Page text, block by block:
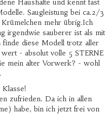
Haushalte und kennt fast
Saugleistung bei ca.2/3
mehr übrig.Ich
irgendwie sauberer ist als mit
diese Modell trotz aller
- absolut volle 5 STERNE
mein alter Vorwerk? - wohl
Klasse!
zufrieden. Da ich in allen
habe, bin ich jetzt frei von